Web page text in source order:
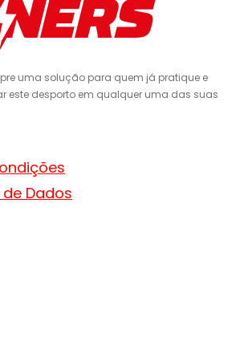
uma solução para quem já pratique e
este desporto em qualquer uma das suas
Dados